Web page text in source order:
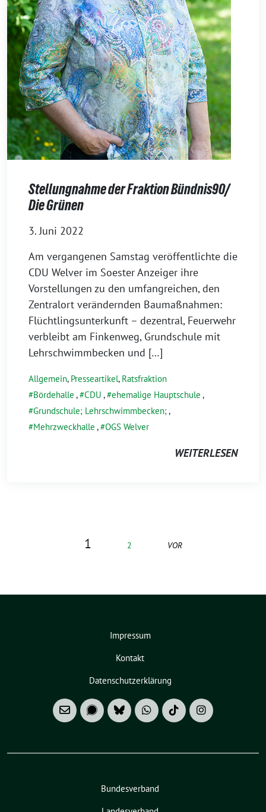
Stellungnahme der Fraktion Bündnis90/
Die Grünen
3. Juni 2022
Am vergangenen Samstag veröffentlichte die
CDU Welver im Soester Anzeiger ihre
Vorstellungen zu den umfangreichen, den
Zentralort verändernden Baumaßnahmen:
Flüchtlingsunterkunft – dezentral, Feuerwehr
verbleibt am Finkenweg, Grundschule mit
Lehrschwimmbecken und […]
Allgemein, Presseartikel, Ratsfraktion
Bördehalle , CDU , ehemalige Hauptschule ,
Grundschule; Lehrschwimmbecken;,
Mehrzweckhalle , OGS Welver
WEITERLESEN
1 2 VOR
Impressum
Kontakt
Datenschutzerklärung
Bundesverband